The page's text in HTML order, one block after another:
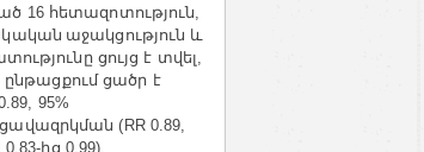
16 հետազոտություն,
աջակցություն և
ցույց է տվել,
ընթացքում ցածր է
95%
ցավազրկման (RR 0.89,
0.83-ից 0.99),